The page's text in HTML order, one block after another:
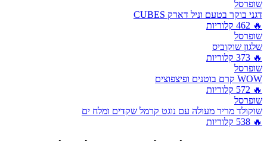
שופרסל
דגני בוקר בטעם וניל דארק CUBES
🔥
462 קלוריות
שופרסל
שלגון שוקוביס
🔥
373 קלוריות
שופרסל
WOW קרם בוטנים ופיצפוצים
🔥
572 קלוריות
שופרסל
שוקולד מריר מעולה עם נוגט קרמל שקדים ומלח ים
🔥
538 קלוריות